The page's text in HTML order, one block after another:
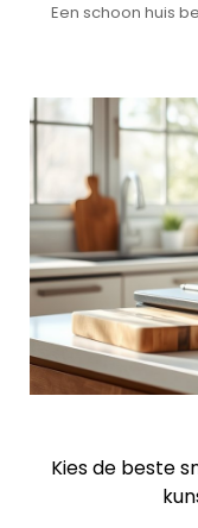
Een schoon huis
Kies de beste